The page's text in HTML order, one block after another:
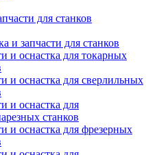
для станков
и запчасти для станков
и оснастка для токарных
и оснастка для сверлильных
и оснастка для
станков
и оснастка для фрезерных